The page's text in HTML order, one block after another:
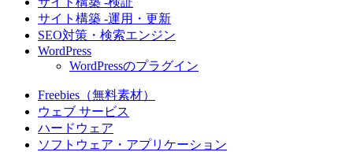
サイト構築 -運用・更新
SEO対策・検索エンジン
WordPress
WordPressのプラグイン
Freebies（無料素材）
ウェブ サービス
ハードウェア
ソフトウェア・アプリケーション